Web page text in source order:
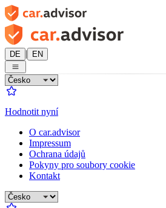
DE | EN
Hodnotit nyní
O car.advisor
Impressum
Ochrana údajů
Pokyny pro soubory cookie
Kontakt